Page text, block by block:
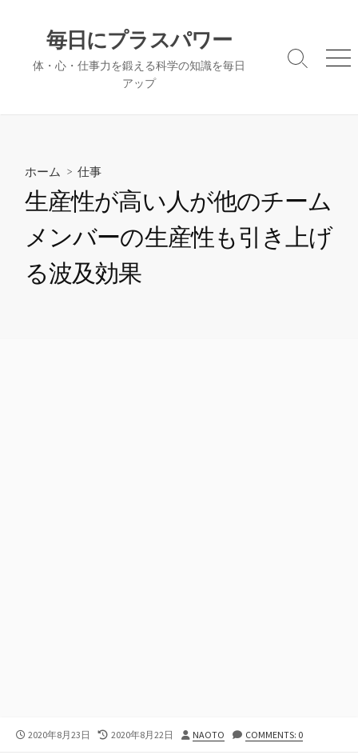
毎日にプラスパワー
体・心・仕事力を鍛える科学の知識を毎日
アップ
検
メ
ホーム > 仕事
生産性が高い人が他のチーム
メンバーの生産性も引き上げ
る波及効果
公
2020年8月23日
最
2020年8月22日
投
NAOTO COMMENTS: 0